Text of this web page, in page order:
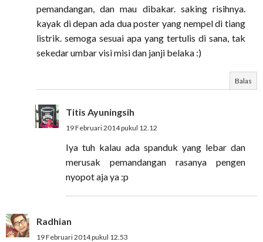
pemandangan, dan mau dibakar. saking risihnya.
kayak di depan ada dua poster yang nempel di tiang
listrik. semoga sesuai apa yang tertulis di sana, tak
sekedar umbar visi misi dan janji belaka :)
Balas
Titis Ayuningsih
19 Februari 2014 pukul 12.12
Iya tuh kalau ada spanduk yang lebar dan
merusak pemandangan rasanya pengen
nyopot aja ya :p
Radhian
19 Februari 2014 pukul 12.53